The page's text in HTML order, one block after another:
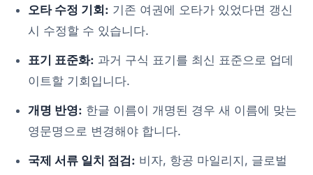
오타 수정 기회: 기존 여권에 오타가 있었다면 갱신
시 수정할 수 있습니다.
표기 표준화: 과거 구식 표기를 최신 표준으로 업데
이트할 기회입니다.
개명 반영: 한글 이름이 개명된 경우 새 이름에 맞는
영문명으로 변경해야 합니다.
국제 서류 일치 점검: 비자, 항공 마일리지, 글로벌